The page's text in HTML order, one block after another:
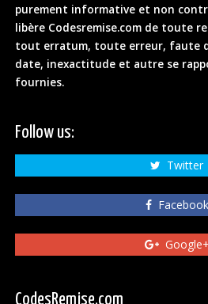
purement informative et non
libère Codesremise.com de toute
tout erratum, toute erreur, faute
date, inexactitude et autre se
fournies.
Follow us:
Twitter
Facebook
Google+
CodesRemise.com